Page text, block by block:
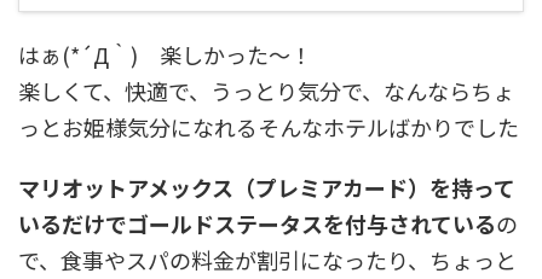
はぁ(*´Д｀) 楽しかった～！
楽しくて、快適で、うっとり気分で、なんならちょ
っとお姫様気分になれるそんなホテルばかりでした
マリオットアメックス（プレミアカード）を持って
いるだけでゴールドステータスを付与されているの
で、食事やスパの料金が割引になったり、ちょっと